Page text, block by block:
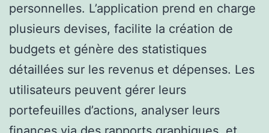
personnelles. L’application prend en charge
plusieurs devises, facilite la création de
budgets et génère des statistiques
détaillées sur les revenus et dépenses. Les
utilisateurs peuvent gérer leurs
portefeuilles d’actions, analyser leurs